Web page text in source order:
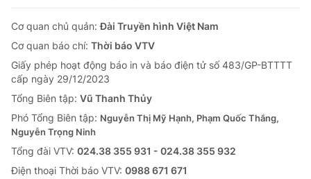
Cơ quan chủ quản:Đài Truyền hình Việt Nam
Cơ quan báo chí: Thời báo VTV
Giấy phép hoạt động báo in và báo điện tử số 483/GP-BTTTT
cấp ngày 29/12/2023
Tổng Biên tập: Vũ Thanh Thủy
Phó Tổng Biên tập: Nguyễn Thị Mỹ Hạnh, Phạm Quốc Thắng,
Nguyễn Trọng Ninh
Tổng đài VTV: 024.38 355 931 - 024.38 355 932
Ðiện thoại Thời báo VTV: 0988 671 671